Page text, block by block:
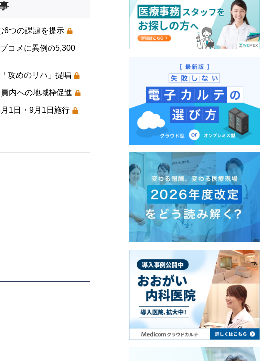
6つの課題を提示
コメに異例の5,300
攻めのリハ」提唱
内への地域枠促進
1日・9月1日施行